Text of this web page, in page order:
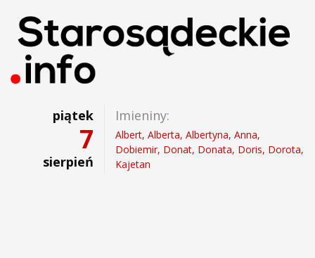
piątek
7
sierpień
Imieniny:
Albert, Alberta, Albertyna, Anna,
Dobiemir, Donat, Donata, Doris, Dorota,
Kajetan